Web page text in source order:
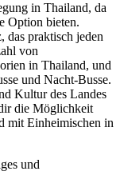
in Thailand, da
Option bieten.
das praktisch jeden
von
in Thailand, und
und Nacht-Busse.
Kultur des Landes
die Möglichkeit
mit Einheimischen in
und